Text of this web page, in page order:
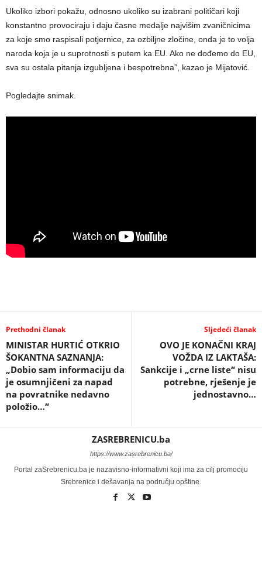
Ukoliko izbori pokažu, odnosno ukoliko su izabrani političari koji
konstantno provociraju i daju časne medalje najvišim zvaničnicima
za koje smo raspisali potjernice, za ozbiljne zločine, onda je to volja
naroda koja je u suprotnosti s putem ka EU. Ako ne dođemo do EU,
sva su ostala pitanja izgubljena i bespotrebna”, kazao je Mijatović.
Pogledajte snimak.
Prethodni članak
MINISTAR HURTIĆ OTKRIO
ŠOKANTNA SAZNANJA:
„Dobio sam informaciju da
je osumnjičeni za napad
na povratnike nedavno
položio…“
Sljedeći članak
OVO JE KONAČNI KRAJ
VOŽDA IZ LAKTAŠA:
Sankcije i „crne liste“ nisu
potrebne, rješenje je
jednostavno…
ZASREBRENICU.ba
https://www.zasrebrenicu.ba/
Portal zaSrebrenicu.ba je nazavisno-informativni koji ima za cilj promociju
Srebrenice i dešavanja na području opštine.